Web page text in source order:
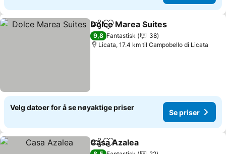
Del Legg til i favoritter
Dolce Marea Suites
9,8 Fantastisk
38
Licata, 17.4 km til Campobello di Licata
Velg datoer for å se nøyaktige priser
Se priser
Del Legg til i favoritter
Casa Azalea